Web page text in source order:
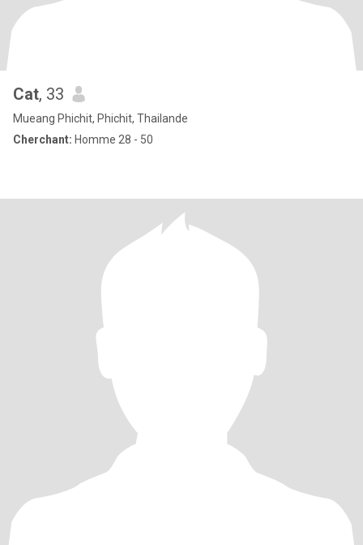
Cat, 33
Mueang Phichit, Phichit, Thailande
Cherchant: Homme 28 - 50